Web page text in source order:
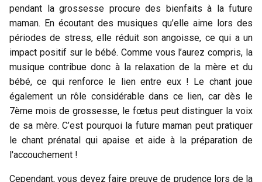
pendant la grossesse procure des bienfaits à la future
maman. En écoutant des musiques qu’elle aime lors des
périodes de stress, elle réduit son angoisse, ce qui a un
impact positif sur le bébé. Comme vous l’aurez compris, la
musique contribue donc à la relaxation de la mère et du
bébé, ce qui renforce le lien entre eux ! Le chant joue
également un rôle considérable dans ce lien, car dès le
7ème mois de grossesse, le fœtus peut distinguer la voix
de sa mère. C’est pourquoi la future maman peut pratiquer
le chant prénatal qui apaise et aide à la préparation de
l'accouchement !
Cependant, vous devez faire preuve de prudence lors de la